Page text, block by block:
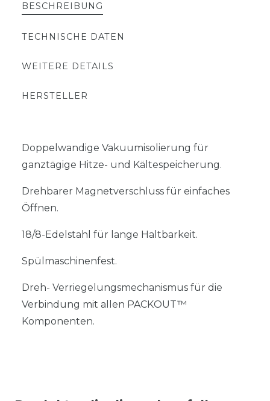
BESCHREIBUNG
TECHNISCHE DATEN
WEITERE DETAILS
HERSTELLER
Doppelwandige Vakuumisolierung für
ganztägige Hitze- und Kältespeicherung.
Drehbarer Magnetverschluss für einfaches
Öffnen.
18/8-Edelstahl für lange Haltbarkeit.
Spülmaschinenfest.
Dreh- Verriegelungsmechanismus für die
Verbindung mit allen PACKOUT™
Komponenten.